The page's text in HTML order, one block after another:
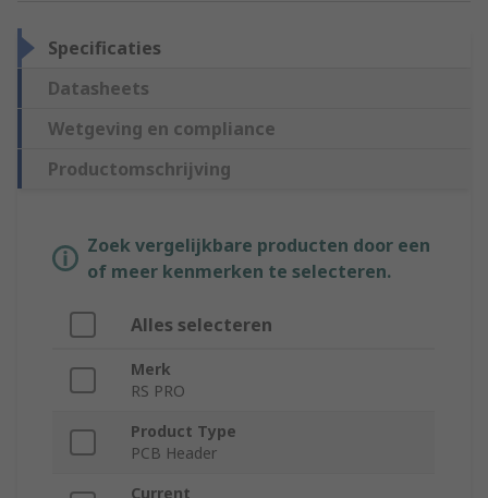
Specificaties
Datasheets
Wetgeving en compliance
Productomschrijving
Zoek vergelijkbare producten door een
of meer kenmerken te selecteren.
Alles selecteren
Merk
RS PRO
Product Type
PCB Header
Current